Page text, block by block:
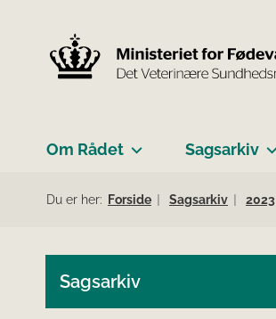
Om Rådet Sagsarkiv
Du er her: Forside Sagsarkiv 2023
Sagsarkiv